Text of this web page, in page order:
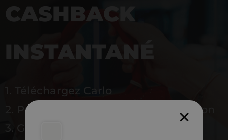
CASHBACK
INSTANTANÉ
1. Téléchargez Carlo
2. Payez en magasin avec l’application
3. Gagnez instantanément 5 % à